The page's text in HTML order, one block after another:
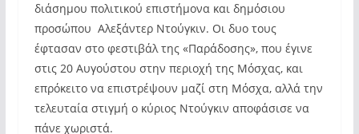
διάσημου πολιτικού επιστήμονα και δημόσιου
προσώπου Αλεξάντερ Ντούγκιν. Οι δυο τους
έφτασαν στο φεστιβάλ της «Παράδοσης», που έγινε
στις 20 Αυγούστου στην περιοχή της Μόσχας, και
επρόκειτο να επιστρέψουν μαζί στη Μόσχα, αλλά την
τελευταία στιγμή ο κύριος Ντούγκιν αποφάσισε να
πάνε χωριστά.